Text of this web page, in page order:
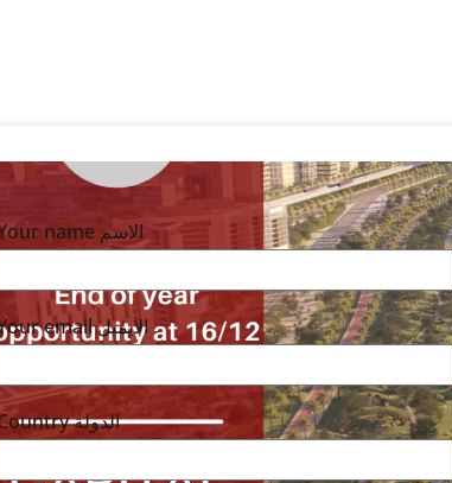
Your name الاسم
Your email الايميل
Country الدولة